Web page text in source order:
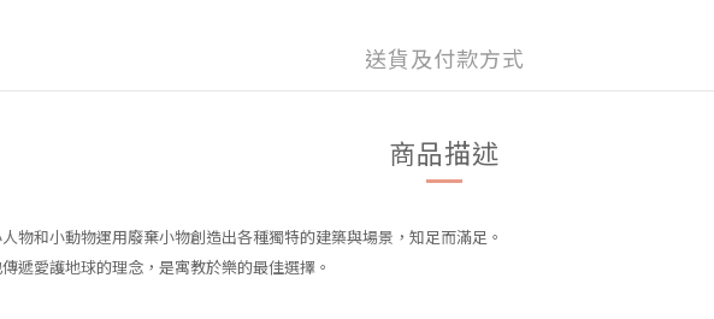
送貨及付款方式
商品描述
物和小動物運用廢棄小物創造出各種獨特的建築與場景，知足而滿足。
遞愛護地球的理念，是寓教於樂的最佳選擇。